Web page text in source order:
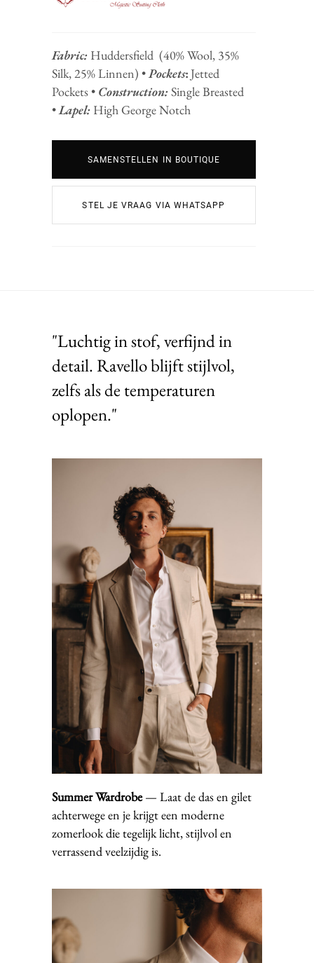
Fabric: Huddersfield (40% Wool, 35%
Silk, 25% Linnen) •Pockets:Jetted
Pockets • Construction: Single Breasted
•Lapel: High George Notch
SAMENSTELLEN IN BOUTIQUE
STEL JE VRAAG VIA WHATSAPP
"Luchtig in stof, verfijnd in
detail. Ravello blijft stijlvol,
zelfs als de temperaturen
oplopen."
Summer Wardrobe— Laat de das en gilet
achterwege en je krijgt een moderne
zomerlook die tegelijk licht, stijlvol en
verrassend veelzijdig is.